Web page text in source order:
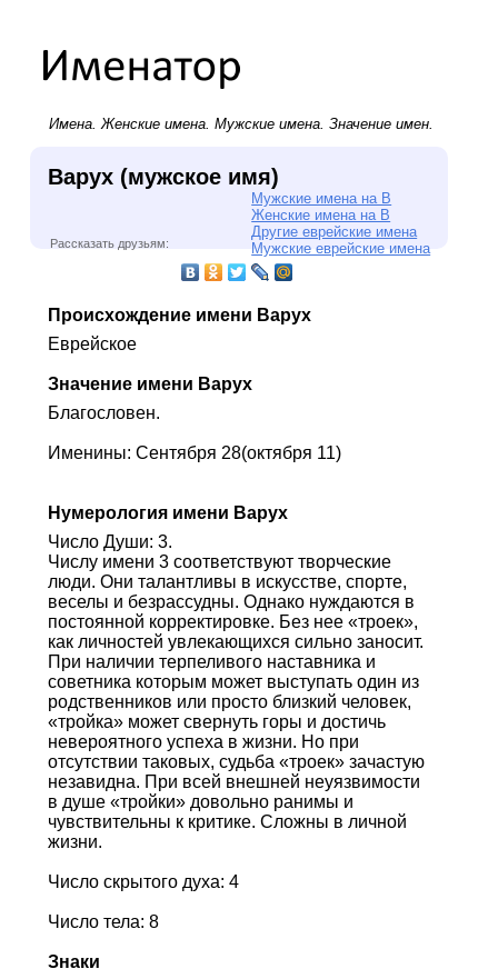
Имена.Женские имена. Мужские имена. Значение имен.
Варух (мужское имя)
Мужские имена на В
Женские имена на В
Другие еврейские имена
Мужские еврейские имена
Рассказать друзьям:
Происхождение имени Варух
Еврейское
Значение имени Варух
Благословен.
Именины: Сентября 28(октября 11)
Нумерология имени Варух
Число Души: 3.
Числу имени 3 соответствуют творческие
люди. Они талантливы в искусстве, спорте,
веселы и безрассудны. Однако нуждаются в
постоянной корректировке. Без нее «троек»,
как личностей увлекающихся сильно заносит.
При наличии терпеливого наставника и
советника которым может выступать один из
родственников или просто близкий человек,
«тройка» может свернуть горы и достичь
невероятного успеха в жизни. Но при
отсутствии таковых, судьба «троек» зачастую
незавидна. При всей внешней неуязвимости
в душе «тройки» довольно ранимы и
чувствительны к критике. Сложны в личной
жизни.
Число скрытого духа: 4
Число тела: 8
Знаки